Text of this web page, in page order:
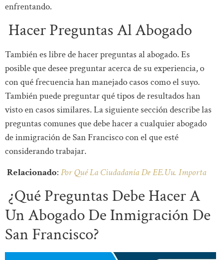
enfrentando.
Hacer Preguntas Al Abogado
También es libre de hacer preguntas al abogado. Es
posible que desee preguntar acerca de su experiencia, o
con qué frecuencia han manejado casos como el suyo.
También puede preguntar qué tipos de resultados han
visto en casos similares. La siguiente sección describe las
preguntas comunes que debe hacer a cualquier abogado
de inmigración de San Francisco con el que esté
considerando trabajar.
Relacionado:Por Qué La Ciudadanía De EE.Uu. Importa
¿Qué Preguntas Debe Hacer A
Un Abogado De Inmigración De
San Francisco?